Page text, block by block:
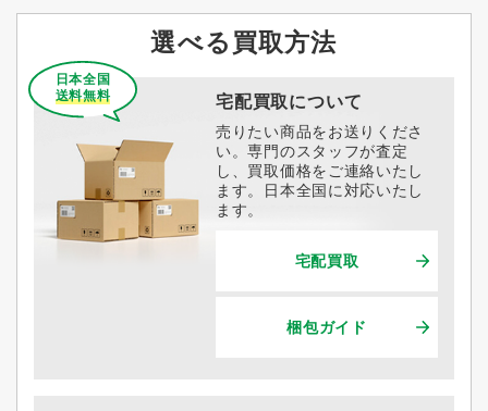
選べる買取方法
宅配買取について
日本全国
送料無料
売りたい商品をお送りくださ
い。専門のスタッフが査定
し、買取価格をご連絡いたし
ます。日本全国に対応いたし
ます。
宅配買取
梱包ガイド